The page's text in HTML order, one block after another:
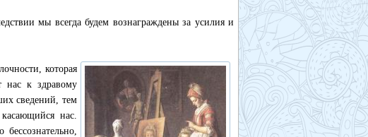
мы всегда будем вознаграждены за усилия и
которая
нас к здравому
сведений, тем
нас.